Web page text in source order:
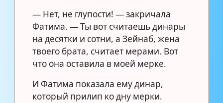
— Нет, не глупости! — закричала
Фатима. — Ты вот считаешь динары
на десятки и сотни, а Зейнаб, жена
твоего брата, считает мерами. Вот
что она оставила в моей мерке.
И Фатима показала ему динар,
который прилип ко дну мерки.